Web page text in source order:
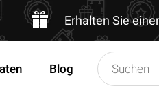
Erhalten Sie
Blog